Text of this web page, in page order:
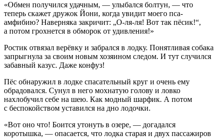
«Обмен получился удачным, — улыбался болтун, — что
теперь скажет дружок Йони, когда увидит моего пса-
амфибию? Наверняка закричит: „О-ля-ля! Вот так пёсик!“,
а потом грохнется в обморок от удивления!»
Ростик отвязал верёвку и забрался в лодку. Понятливая собака
запрыгнула за своим новым хозяином следом. И тут случился
забавный казус. Даже конфуз!
Пёс обнаружил в лодке спасательный круг и очень ему
обрадовался. Сунул в него мохнатую голову и ловко
нахлобучил себе на шею. Как модный шарфик. А потом
с беспокойством уставился на дно лодочки.
«Вот оно что! Боится утонуть в озере, — догадался
коротышка, — опасается, что лодка старая и двух пассажиров